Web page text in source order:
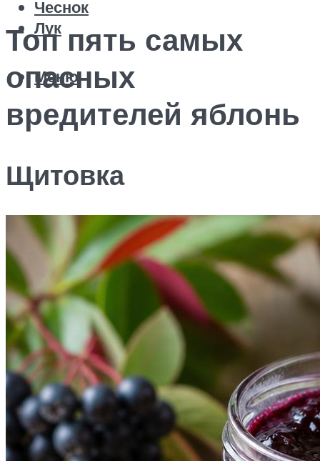
Чеснок
Лук
Меню
Топ пять самых
опасных
вредителей яблонь
Щитовка